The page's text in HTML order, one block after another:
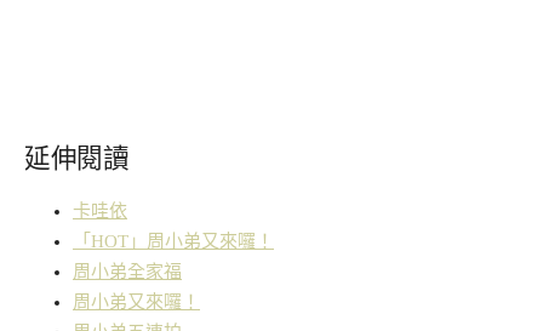
延伸閱讀
卡哇依
「HOT」周小弟又來囉！
周小弟全家福
周小弟又來囉！